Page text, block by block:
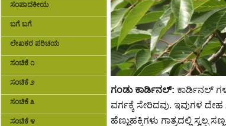
ಸಂಪಾದಕೀಯ
ಬಗೆ ಬಗೆ
ಲೇಖಕರ ಪರಿಚಯ
ಸಂಚಿಕೆ ೧
ಸಂಚಿಕೆ ೨
ಸಂಚಿಕೆ ೩
ಸಂಚಿಕೆ ೪
ಗಂಡು ಕಾರ್ಡಿನಲ್: ಕಾರ್ಡಿನಲ್
ವರ್ಗಕ್ಕೆ ಸೇರಿದವು. ಇವುಗಳ
ಹೆಣ್ಣುಹಕ್ಕಿಗಳು ಗಾತ್ರದಲ್ಲಿ ಸ್ವಲ್ಪ